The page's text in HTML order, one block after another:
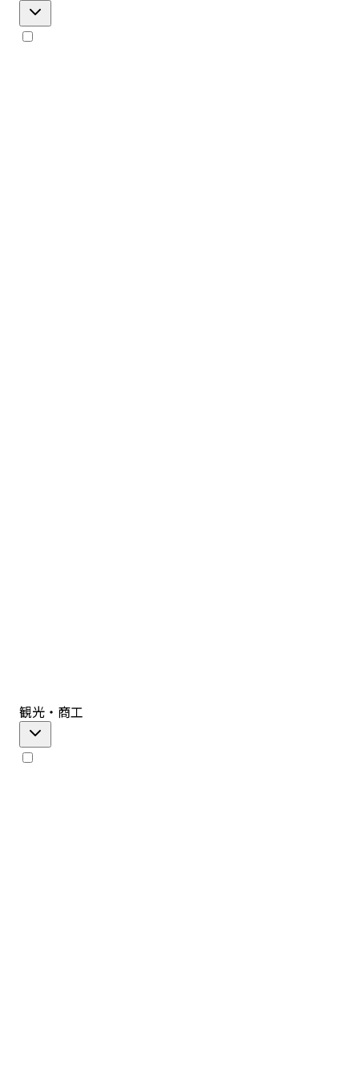
観光・商工